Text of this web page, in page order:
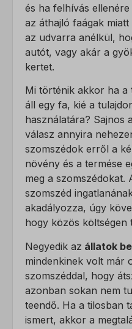
és ha felhívás
az áthajló faágak
az udvarra anélkül,
autót, vagy akár a
kertet.
Mi történik akkor ha a
áll egy fa, kié a
használatára? Sajnos
válasz annyira
szomszédok erről a
növény és a termése
meg a szomszédokat.
szomszéd
akadályozza, úgy
hogy közös költségen
Negyedik az állatok
mindenkinek volt már
szomszéddal, hogy
azonban sokan nem
teendő. Ha a tilosban
ismert, akkor a